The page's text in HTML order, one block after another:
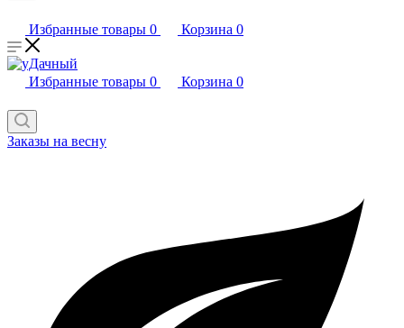
Избранные товары 0 Корзина 0
Избранные товары 0 Корзина 0
Заказы на весну